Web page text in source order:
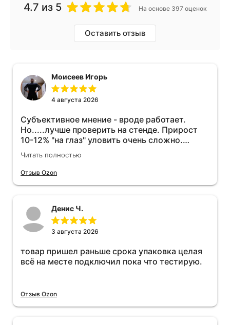
4.7 из 5 На основе 397 оценок
Оставить отзыв
Моисеев Игорь
4 августа 2026
Субъективное мнение - вроде работает.
Но.....лучше проверить на стенде. Прирост
10-12% "на глаз" уловить очень сложно.
Покатаюсь, потом отключу и посмотрю, что
будет 😁.
Читать полностью
Отзыв Ozon
Денис Ч.
3 августа 2026
товар пришел раньше срока упаковка целая
всё на месте подключил пока что тестирую.
Отзыв Ozon